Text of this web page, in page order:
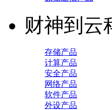
财神到云
存储产品
计算产品
安全产品
网络产品
软件产品
外设产品